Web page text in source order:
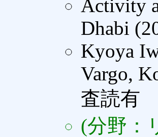
Activity
Dhabi
Kyoya
Vargo,
査読有
(分野：